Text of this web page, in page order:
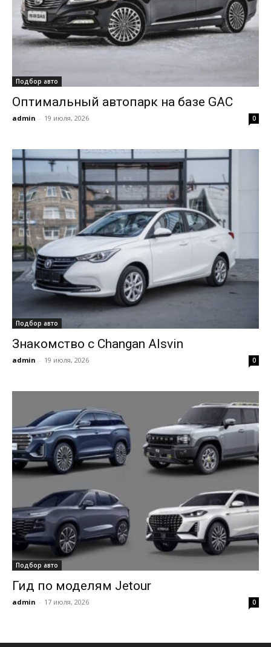
Подбор авто
Оптимальный автопарк на базе GAC
admin - 19 июля, 2026 0
Подбор авто
Знакомство с Changan Alsvin
admin - 19 июля, 2026 0
Подбор авто
Гид по моделям Jetour
admin - 17 июля, 2026 0